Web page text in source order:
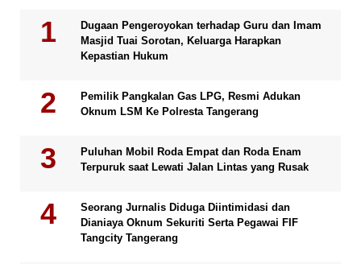
Dugaan Pengeroyokan terhadap Guru dan Imam
Masjid Tuai Sorotan, Keluarga Harapkan
Kepastian Hukum
Pemilik Pangkalan Gas LPG, Resmi Adukan
Oknum LSM Ke Polresta Tangerang
Puluhan Mobil Roda Empat dan Roda Enam
Terpuruk saat Lewati Jalan Lintas yang Rusak
Seorang Jurnalis Diduga Diintimidasi dan
Dianiaya Oknum Sekuriti Serta Pegawai FIF
Tangcity Tangerang